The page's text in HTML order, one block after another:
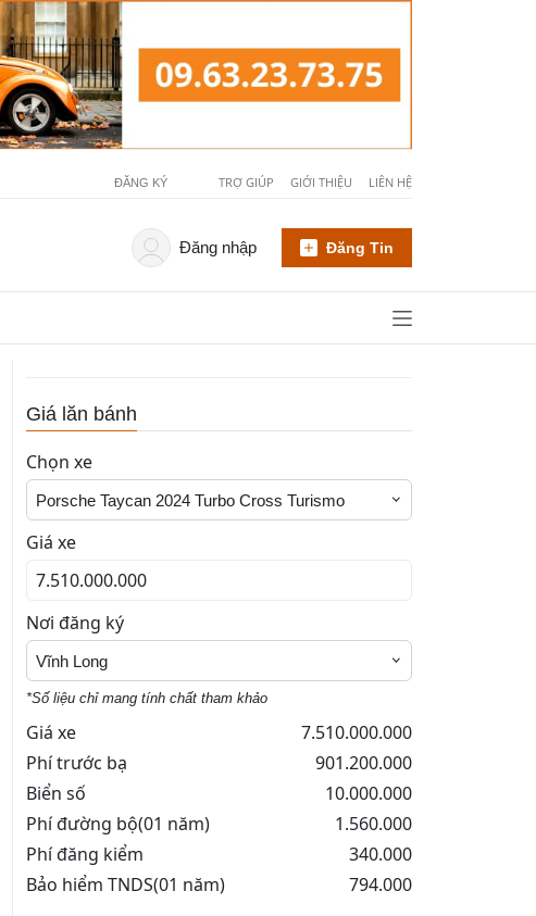
ĐĂNG KÝ TRỢ GIÚP GIỚI THIỆU LIÊN HỆ
Đăng nhập Đăng Tin
Giá lăn bánh
Chọn xe
Porsche Taycan 2024 Turbo Cross Turismo
Giá xe
Nơi đăng ký
Vĩnh Long
*Số liệu chỉ mang tính chất tham khảo
Giá xe
7.510.000.000
Phí trước bạ
901.200.000
Biển số
10.000.000
Phí đường bộ(01 năm)
1.560.000
Phí đăng kiểm
340.000
Bảo hiểm TNDS(01 năm)
794.000